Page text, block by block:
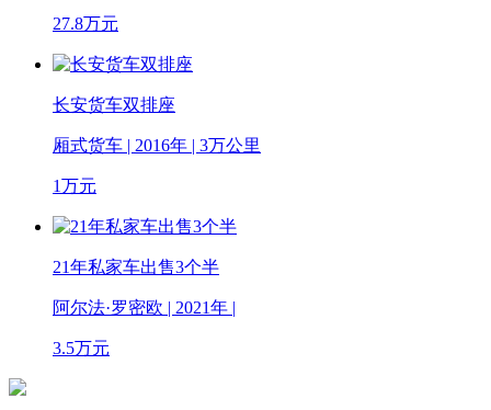
27.8万元
长安货车双排座
厢式货车 | 2016年 | 3万公里
1万元
21年私家车出售3个半
阿尔法·罗密欧 | 2021年 |
3.5万元